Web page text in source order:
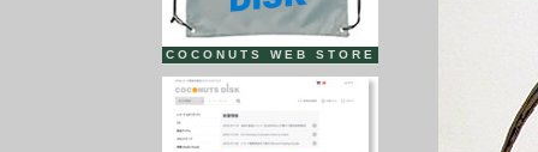
COCONUTS WEB STORE